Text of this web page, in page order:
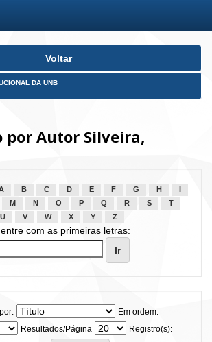
Voltar
DA UNB
por Autor Silveira,
B C D E F G H
M N O P Q R S
T
U
V W X Y Z
com as primeiras letras:
Em ordem:
Resultados/Página
Registro(s):